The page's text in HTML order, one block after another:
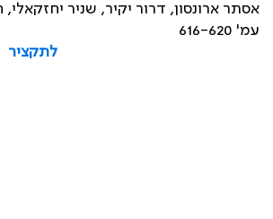
אסתר ארונסון, דרור יקיר, שניר יחזקאלי,
עמ' 616-620
לתקציר